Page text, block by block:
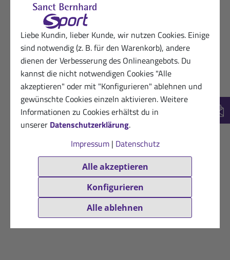
Liebe Kundin, lieber Kunde, wir nutzen Cookies. Einige
sind notwendig (z. B. für den Warenkorb), andere
dienen der Verbesserung des Onlineangebots. Du
kannst die nicht notwendigen Cookies "Alle
akzeptieren" oder mit "Konfigurieren" ablehnen und
gewünschte Cookies einzeln aktivieren. Weitere
Informationen zu Cookies erhältst du in
unserer Datenschutzerklärung.
Impressum| Datenschutz
Alle akzeptieren
Konfigurieren
Alle ablehnen